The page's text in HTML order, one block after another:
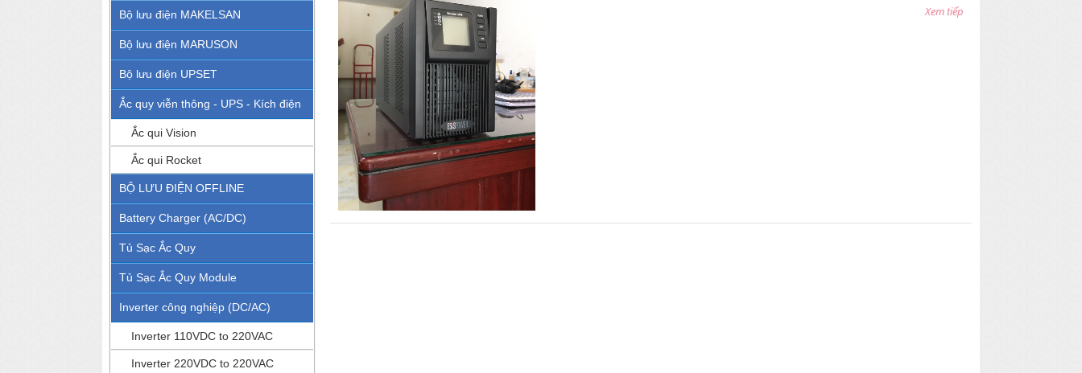
Bộ lưu điện MAKELSAN
Bộ lưu điện MARUSON
Bộ lưu điện UPSET
Ắc quy viễn thông - UPS - Kích điện
Ắc qui Vision
Ắc qui Rocket
BỘ LƯU ĐIỆN OFFLINE
Battery Charger (AC/DC)
Tủ Sạc Ắc Quy
Tủ Sạc Ắc Quy Module
Inverter công nghiệp (DC/AC)
Inverter 110VDC to 220VAC
Inverter 220VDC to 220VAC
Xem tiếp